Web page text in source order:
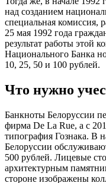
над созданием
специальная комиссия,
25 мая 1992 года
результат работы этой
Национального Банка
10, 25, 50 и 100 рублей.
Что нужно
Банкноты Белоруссии
фирма De La Rue, а с
типография Гознака. В
Белоруссии
500 рублей. Лицевые
архитектурным
стороне изображены